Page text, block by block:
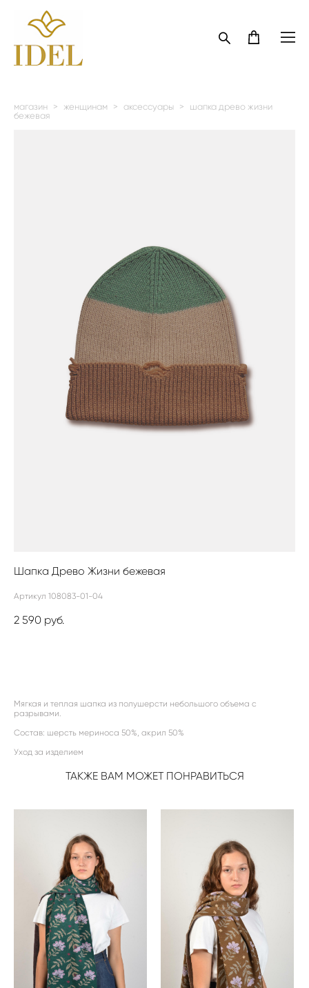
магазин > женщинам > аксессуары >
шапка древо жизни
бежевая
Шапка Древо Жизни бежевая
Артикул 108083-01-04
2 590 pуб.
Мягкая и теплая шапка из полушерсти небольшого объема с
разрывами.
Состав: шерсть мериноса 50%, акрил 50%
Уход за изделием
ТАКЖЕ ВАМ МОЖЕТ ПОНРАВИТЬСЯ